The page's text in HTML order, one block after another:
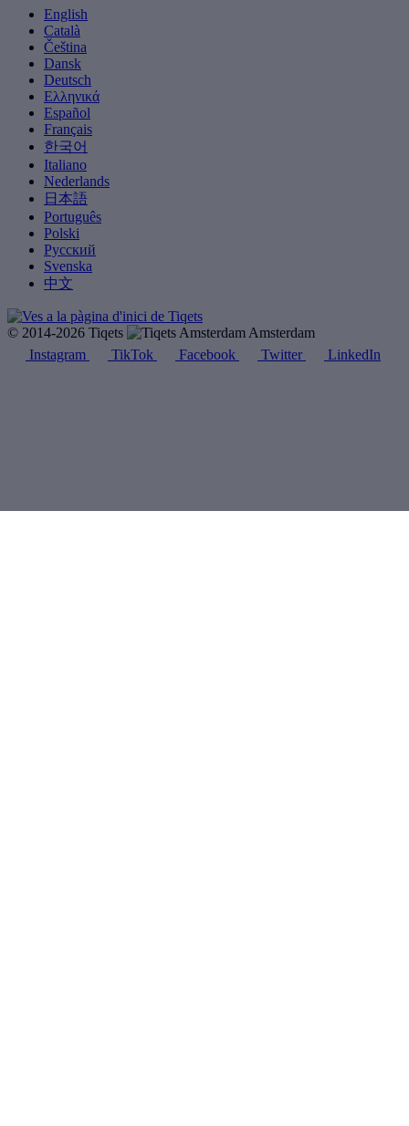
English
Català
Čeština
Dansk
Deutsch
Ελληνικά
Español
Français
한국어
Italiano
Nederlands
日本語
Português
Polski
Русский
Svenska
中文
© 2014-2026 Tiqets
Amsterdam
Instagram
TikTok Facebook Twitter LinkedIn